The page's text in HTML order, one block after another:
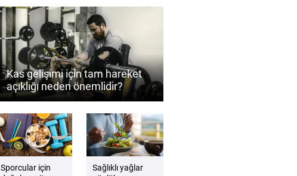
ve güçlü bacaklar
için ipuçları
yardımcı olur
mu? Düzenli
meditasyonun
zihinsel iyi oluşa
katkıları
Kas gelişimi için tam hareket
açıklığı neden önemlidir?
Sporcular için
Sağlıklı yağlar